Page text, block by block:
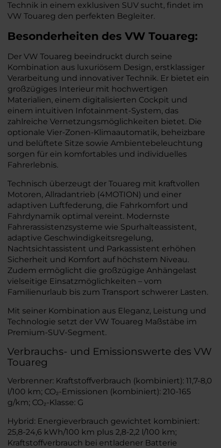
Technik in einem exklusiven SUV sucht, findet im
VW Touareg den perfekten Begleiter.
Besonderheiten des VW Touareg:
Der VW Touareg beeindruckt durch seine
Kombination aus luxuriösem Design, erstklassiger
Verarbeitung und innovativer Technik. Er bietet ein
großzügiges Interieur mit hochwertigen
Materialien, einem digitalisierten Cockpit und
einem intuitiven Infotainment-System, das
zahlreiche Vernetzungsmöglichkeiten bietet. Die
optionale Vier-Zonen-Klimaautomatik, beheizbare
und belüftete Sitze sowie Ambientebeleuchtung
sorgen für ein komfortables und individuelles
Fahrerlebnis.
Technisch überzeugt der Touareg mit kraftvollen
Motoren, Allradantrieb (4MOTION) und einer
adaptiven Luftfederung, die Fahrkomfort und
Fahrdynamik optimal vereint. Modernste
Fahrerassistenzsysteme wie Spurhalteassistent,
adaptive Geschwindigkeitsregelung,
Nachtsichtassistent und Parkassistent erhöhen
Sicherheit und Komfort auf höchstem Niveau.
Zudem ermöglicht die großzügige Anhängelast
vielseitige Einsatzmöglichkeiten – vom
Familienurlaub bis zum Transport schwerer Lasten.
Mit seiner Kombination aus Eleganz, Leistung und
Technologie setzt der VW Touareg Maßstäbe im
Premium-SUV-Segment.
Verbrauchs- und Emissionswerte des VW
Touareg
Verbrenner: Kraftstoffverbrauch (kombiniert): 11,7-8,0
l/100 km; CO₂-Emissionen (kombiniert): 210-165
g/km; CO₂-Klasse: G
Hybrid: Energieverbrauch gewichtet kombiniert:
25,8-24,6 kWh/100 km plus 2,8-2,2 l/100 km;
Kraftstoffverbrauch bei entladener Batterie